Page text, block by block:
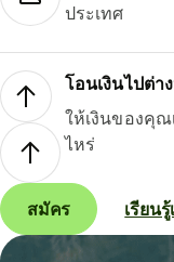
ประเทศ
โอนเงินไปต่า
ให้เงินของคุณ
ไหร่
สมัคร เรียน